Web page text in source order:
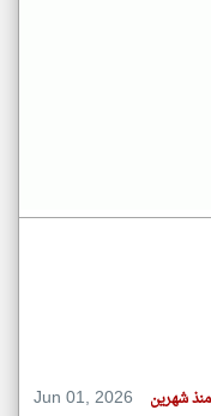
Jun 01, 2026
منذ شهرين